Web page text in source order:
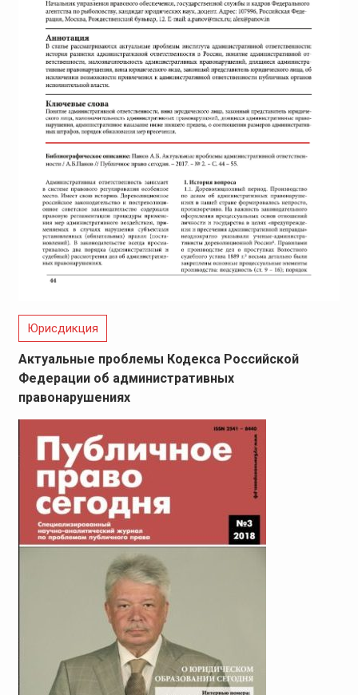
Юрисдикция
Актуальные проблемы Кодекса Российской
Федерации об административных
правонарушениях